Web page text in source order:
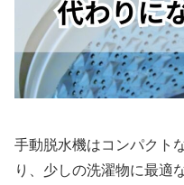
手動脱水機はコンパクト
り、少しの洗濯物に最適